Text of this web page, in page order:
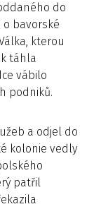
do
bavorské
kterou
táhla
vábilo
podniků.
a odjel do
kolonie vedly
patřil